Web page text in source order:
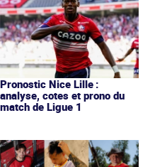
Pronostic Nice Lille :
analyse, cotes et prono du
match de Ligue 1